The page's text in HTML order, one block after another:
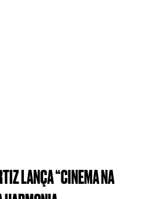
LANÇA“CINEMANA